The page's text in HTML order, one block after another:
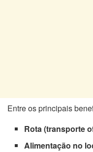
Entre os principais
Rota (transporte
Alimentação no